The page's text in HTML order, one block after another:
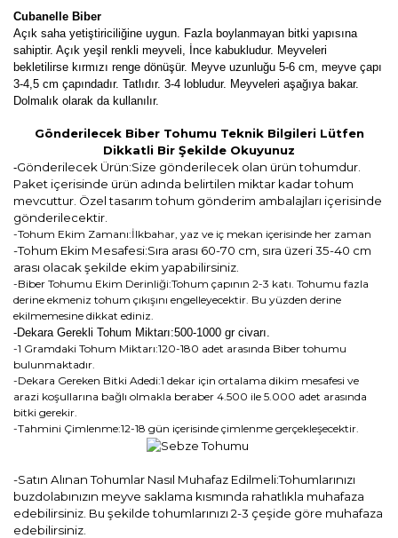
Cubanelle Biber
Açık saha yetiştiriciliğine uygun. Fazla boylanmayan bitki yapısına
sahiptir. Açık yeşil renkli meyveli, İnce kabukludur. Meyveleri
bekletilirse kırmızı renge dönüşür. Meyve uzunluğu 5-6 cm, meyve çapı
3-4,5 cm çapındadır. Tatlıdır. 3-4 lobludur. Meyveleri aşağıya bakar.
Dolmalık olarak da kullanılır.
Gönderilecek Biber Tohumu Teknik Bilgileri Lütfen
Dikkatli Bir Şekilde Okuyunuz
-Gönderilecek Ürün:Size gönderilecek olan ürün tohumdur.
Paket içerisinde ürün adında belirtilen miktar kadar tohum
mevcuttur. Özel tasarım tohum gönderim ambalajları içerisinde
gönderilecektir.
-Tohum Ekim Zamanı:İlkbahar, yaz ve iç mekan içerisinde her zaman
-Tohum Ekim Mesafesi:Sıra arası 60-70 cm, sıra üzeri 35-40 cm
arası olacak şekilde ekim yapabilirsiniz.
-Biber Tohumu Ekim Derinliği:Tohum çapının 2-3 katı. Tohumu fazla
derine ekmeniz tohum çıkışını engelleyecektir. Bu yüzden derine
ekilmemesine dikkat ediniz.
-Dekara Gerekli Tohum Miktarı:500-1000 gr civarı.
-1 Gramdaki Tohum Miktarı:120-180 adet arasında Biber tohumu
bulunmaktadır.
-Dekara Gereken Bitki Adedi:1 dekar için ortalama dikim mesafesi ve
arazi koşullarına bağlı olmakla beraber 4.500 ile 5.000 adet arasında
bitki gerekir.
-Tahmini Çimlenme:12-18 gün içerisinde çimlenme gerçekleşecektir.
-Satın Alınan Tohumlar Nasıl Muhafaz Edilmeli:Tohumlarınızı
buzdolabınızın meyve saklama kısmında rahatlıkla muhafaza
edebilirsiniz. Bu şekilde tohumlarınızı 2-3 çeşide göre muhafaza
edebilirsiniz.